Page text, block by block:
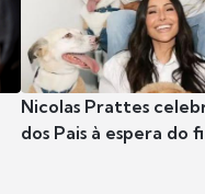
Nicolas Prattes
dos Pais à espera do